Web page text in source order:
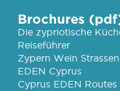
Brochures
Die zypriotische
Reiseführer
Zypern Wein Strassen
EDEN Cyprus
Cyprus EDEN Routes